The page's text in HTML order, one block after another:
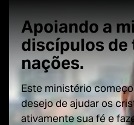
Apoiando a
discípulos de
nações.
Este ministério
desejo de ajudar os
ativamente sua fé e